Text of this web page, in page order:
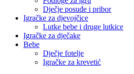
Dječje posuđe i pribor
Igračke za djevojčice
Lutke bebe i druge lutkice
Igračke za dječake
Bebe
Dječje fotelje
Igračke za krevetić